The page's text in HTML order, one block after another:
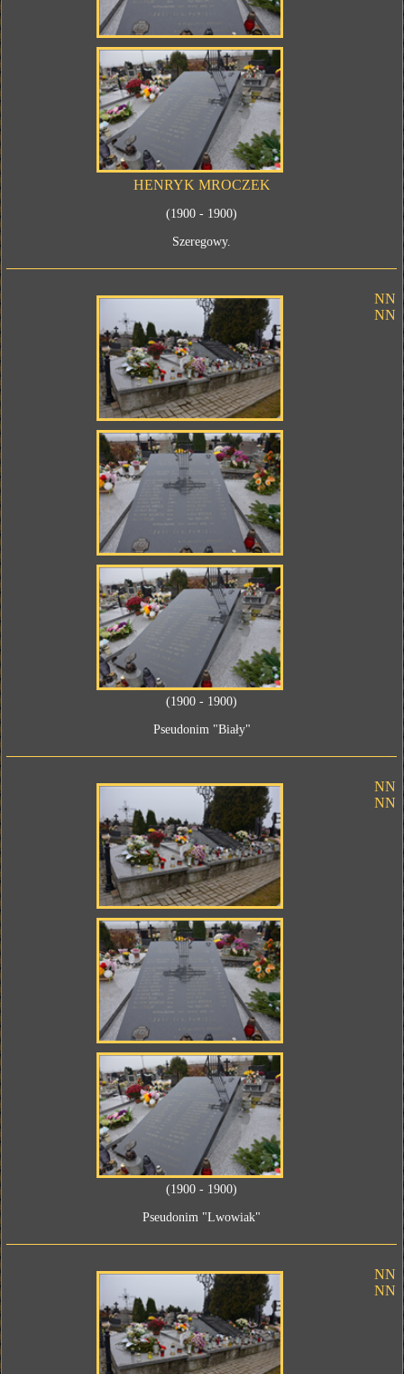
HENRYK MROCZEK
(1900 - 1900)
Szeregowy.
NN
NN
(1900 - 1900)
Pseudonim "Biały"
NN
NN
(1900 - 1900)
Pseudonim "Lwowiak"
NN
NN